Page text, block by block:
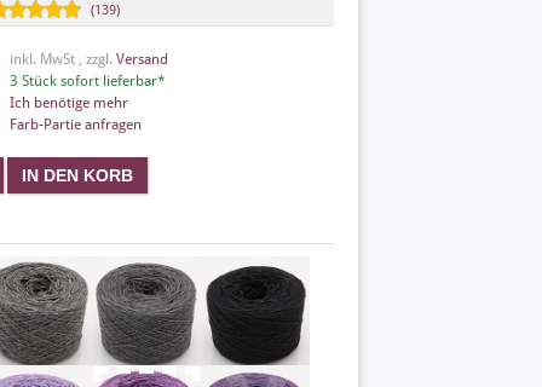
(139)
inkl. MwSt , zzgl. Versand
3 Stück sofort lieferbar*
Ich benötige mehr
Farb-Partie anfragen